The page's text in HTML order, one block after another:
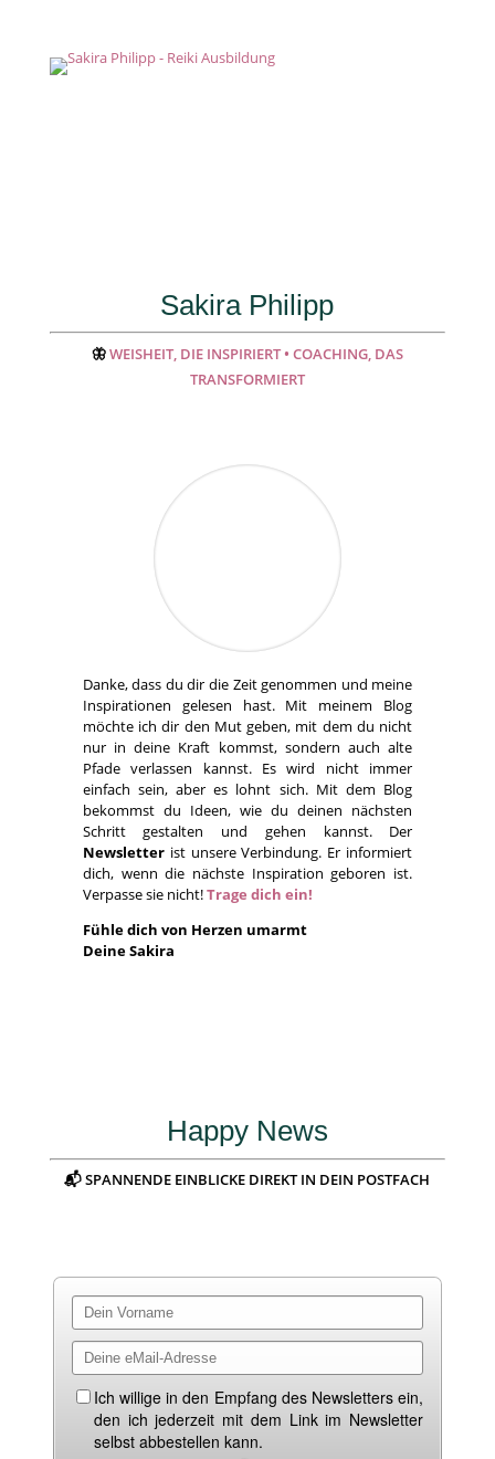
Sakira Philipp
🦋WEISHEIT, DIE INSPIRIERT • COACHING, DAS
TRANSFORMIERT
Danke, dass du dir die Zeit genommen und meine
Inspirationen gelesen hast. Mit meinem Blog
möchte ich dir den Mut geben, mit dem du nicht
nur in deine Kraft kommst, sondern auch alte
Pfade verlassen kannst. Es wird nicht immer
einfach sein, aber es lohnt sich. Mit dem Blog
bekommst du Ideen, wie du deinen nächsten
Schritt gestalten und gehen kannst. Der
Newsletterist unsere Verbindung. Er informiert
dich, wenn die nächste Inspiration geboren ist.
Verpasse sie nicht!Trage dich ein!
Fühle dich von Herzen umarmt
Deine Sakira
Happy News
📬 SPANNENDE EINBLICKE DIREKT IN DEIN POSTFACH